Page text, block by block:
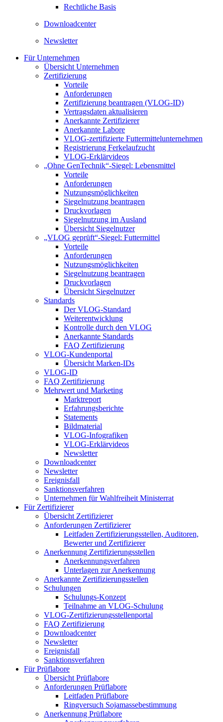
Rechtliche Basis
Downloadcenter
Newsletter
Für Unternehmen
Übersicht Unternehmen
Zertifizierung
Vorteile
Anforderungen
Zertifizierung beantragen (VLOG-ID)
Vertragsdaten aktualisieren
Anerkannte Zertifizierer
Anerkannte Labore
VLOG-zertifizierte Futtermittelunternehmen
Registrierung Ferkelaufzucht
VLOG-Erklärvideos
„Ohne GenTechnik“-Siegel: Lebensmittel
Vorteile
Anforderungen
Nutzungsmöglichkeiten
Siegelnutzung beantragen
Druckvorlagen
Siegelnutzung im Ausland
Übersicht Siegelnutzer
„VLOG geprüft“-Siegel: Futtermittel
Vorteile
Anforderungen
Nutzungsmöglichkeiten
Siegelnutzung beantragen
Druckvorlagen
Übersicht Siegelnutzer
Standards
Der VLOG-Standard
Weiterentwicklung
Kontrolle durch den VLOG
Anerkannte Standards
FAQ Zertifizierung
VLOG-Kundenportal
Übersicht Marken-IDs
VLOG-ID
FAQ Zertifizierung
Mehrwert und Marketing
Marktreport
Erfahrungsberichte
Statements
Bildmaterial
VLOG-Infografiken
VLOG-Erklärvideos
Newsletter
Downloadcenter
Newsletter
Ereignisfall
Sanktionsverfahren
Unternehmen für Wahlfreiheit Ministerrat
Für Zertifizierer
Übersicht Zertifizierer
Anforderungen Zertifizierer
Leitfaden Zertifizierungsstellen, Auditoren,
Bewerter und Zertifizierer
Anerkennung Zertifizierungsstellen
Anerkennungsverfahren
Unterlagen zur Anerkennung
Anerkannte Zertifizierungsstellen
Schulungen
Schulungs-Konzept
Teilnahme an VLOG-Schulung
VLOG-Zertifizierungsstellenportal
FAQ Zertifizierung
Downloadcenter
Newsletter
Ereignisfall
Sanktionsverfahren
Für Prüflabore
Übersicht Prüflabore
Anforderungen Prüflabore
Leitfaden Prüflabore
Ringversuch Sojamassebestimmung
Anerkennung Prüflabore